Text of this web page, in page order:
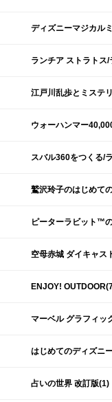
ディズニーマジカル
ランチア ストラトス
江戸川乱歩とミステ
ウォーハンマー
スバル360をつくる/
鷲沢玲子のはじめて
ピーターラビット™
空母赤城 ダイキャス
ENJOY!
マーベル グラフィッ
はじめてのディズニ
占いの世界 改訂版(1)